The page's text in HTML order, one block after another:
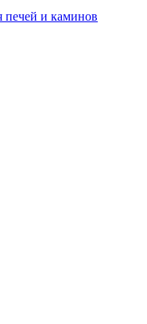
печей и каминов